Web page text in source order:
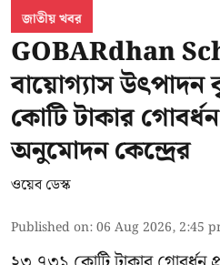
জাতীয় খবর
GOBARdhan
বায়োগ্যাস উৎপাদন
কোটি টাকার
অনুমোদন কেন্দ্রের
ওয়েব ডেস্ক
Published on:06 Aug 2026, 2:45